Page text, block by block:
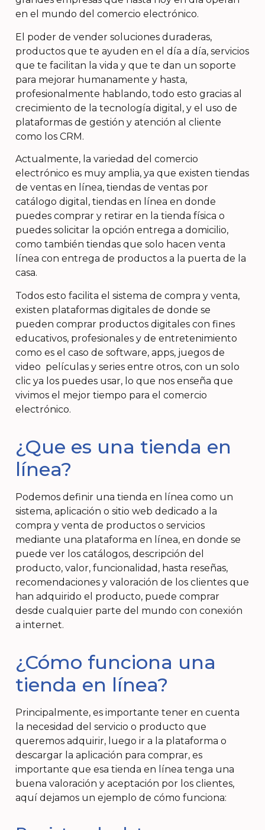
en el mundo del comercio electrónico.
El poder de vender soluciones duraderas,
productos que te ayuden en el día a día, servicios
que te facilitan la vida y que te dan un soporte
para mejorar humanamente y hasta,
profesionalmente hablando, todo esto gracias al
crecimiento de la tecnología digital, y el uso de
plataformas de gestión y atención al cliente
como los CRM.
Actualmente, la variedad del comercio
electrónico es muy amplia, ya que existen tiendas
de ventas en línea, tiendas de ventas por
catálogo digital, tiendas en línea en donde
puedes comprar y retirar en la tienda física o
puedes solicitar la opción entrega a domicilio,
como también tiendas que solo hacen venta
línea con entrega de productos a la puerta de la
casa.
Todos esto facilita el sistema de compra y venta,
existen plataformas digitales de donde se
pueden comprar productos digitales con fines
educativos, profesionales y de entretenimiento
como es el caso de software, apps, juegos de
video películas y series entre otros, con un solo
clic ya los puedes usar, lo que nos enseña que
vivimos el mejor tiempo para el comercio
electrónico.
¿Que es una tienda en
línea?
Podemos definir una tienda en línea como un
sistema, aplicación o sitio web dedicado a la
compra y venta de productos o servicios
mediante una plataforma en línea, en donde se
puede ver los catálogos, descripción del
producto, valor, funcionalidad, hasta reseñas,
recomendaciones y valoración de los clientes que
han adquirido el producto, puede comprar
desde cualquier parte del mundo con conexión
a internet.
¿Cómo funciona una
tienda en línea?
Principalmente, es importante tener en cuenta
la necesidad del servicio o producto que
queremos adquirir, luego ir a la plataforma o
descargar la aplicación para comprar, es
importante que esa tienda en línea tenga una
buena valoración y aceptación por los clientes,
aquí dejamos un ejemplo de cómo funciona: